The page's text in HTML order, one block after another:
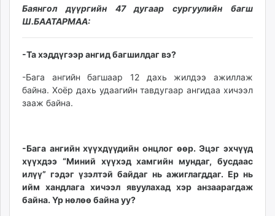
unegui.mn
assa.mn
toim.mn
tac.mn
unread.today
Баянгол дүүргийн 47 дугаар сургуулийн багш
Ш.БААТАРМАА:
-Та хэддүгээр ангид багшилдаг вэ?
-Бага ангийн багшаар 12 дахь жилдээ ажиллаж
байна. Хоёр дахь удаагийн тавдугаар ангидаа хичээл
зааж байна.
-Бага ангийн хүүхдүүдийн онцлог өөр. Эцэг эхчүүд
хүүхдээ “Миний хүүхэд хамгийн мундаг, бусдаас
илүү” гэдэг үзэлтэй байдаг нь ажиглагддаг. Ер нь
ийм хандлага хичээл явуулахад хэр анзаарагдаж
байна. Үр нөлөө байна уу?